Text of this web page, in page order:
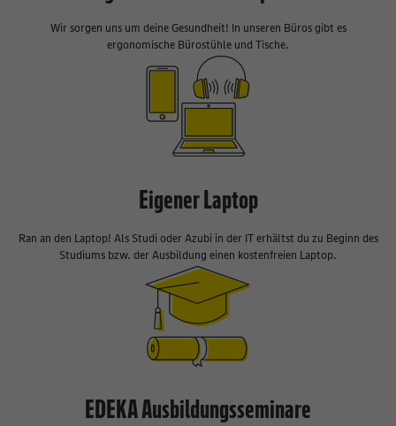
Wir sorgen uns um deine Gesundheit! In unseren Büros gibt es
ergonomische Bürostühle und Tische.
Eigener Laptop
Ran an den Laptop! Als Studi oder Azubi in der IT erhältst du zu Beginn des
Studiums bzw. der Ausbildung einen kostenfreien Laptop.
EDEKA Ausbildungsseminare